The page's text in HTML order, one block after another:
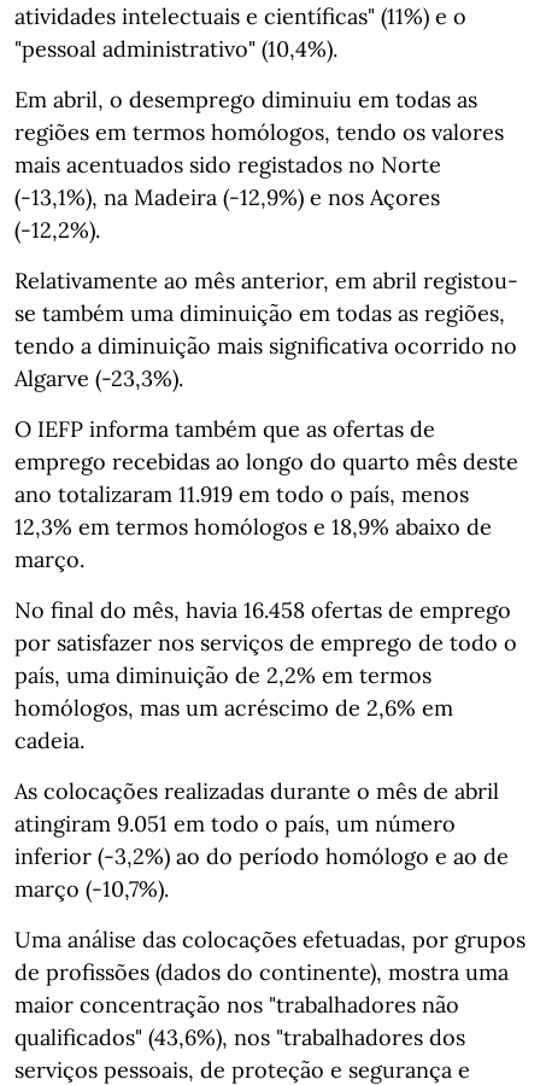
atividades intelectuais e científicas" (11%) e o
"pessoal administrativo" (10,4%).
Em abril, o desemprego diminuiu em todas as
regiões em termos homólogos, tendo os valores
mais acentuados sido registados no Norte
(-13,1%), na Madeira (-12,9%) e nos Açores
(-12,2%).
Relativamente ao mês anterior, em abril registou-
se também uma diminuição em todas as regiões,
tendo a diminuição mais significativa ocorrido no
Algarve (-23,3%).
O IEFP informa também que as ofertas de
emprego recebidas ao longo do quarto mês deste
ano totalizaram 11.919 em todo o país, menos
12,3% em termos homólogos e 18,9% abaixo de
março.
No final do mês, havia 16.458 ofertas de emprego
por satisfazer nos serviços de emprego de todo o
país, uma diminuição de 2,2% em termos
homólogos, mas um acréscimo de 2,6% em
cadeia.
As colocações realizadas durante o mês de abril
atingiram 9.051 em todo o país, um número
inferior (-3,2%) ao do período homólogo e ao de
março (-10,7%).
Uma análise das colocações efetuadas, por grupos
de profissões (dados do continente), mostra uma
maior concentração nos "trabalhadores não
qualificados" (43,6%), nos "trabalhadores dos
serviços pessoais, de proteção e segurança e